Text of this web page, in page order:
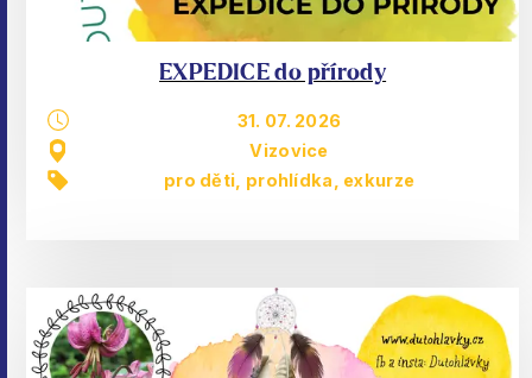
EXPEDICE do přírody
31. 07. 2026
Vizovice
pro děti prohlídka, exkurze